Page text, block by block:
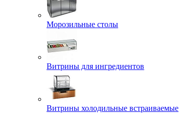
Морозильные столы
Витрины для ингредиентов
Витрины холодильные встраиваемые